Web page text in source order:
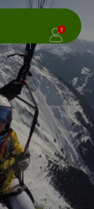
1